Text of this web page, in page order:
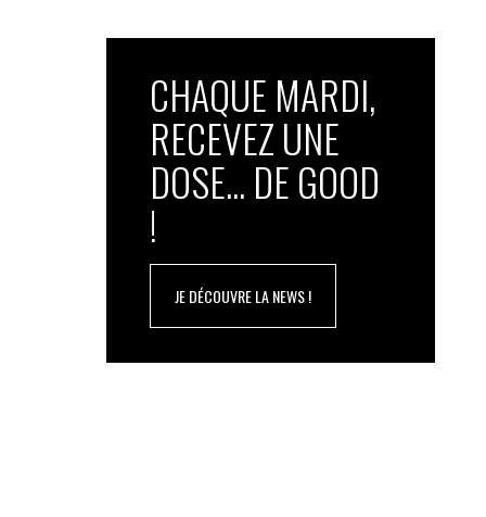
CHAQUE MARDI,
RECEVEZ UNE
DOSE... DE GOOD
!
JE DÉCOUVRE LA NEWS !